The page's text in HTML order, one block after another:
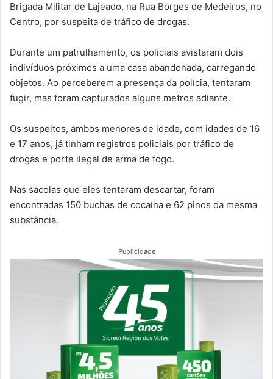
Brigada Militar de Lajeado, na Rua Borges de Medeiros, no
Centro, por suspeita de tráfico de drogas.
Durante um patrulhamento, os policiais avistaram dois
indivíduos próximos a uma casa abandonada, carregando
objetos. Ao perceberem a presença da polícia, tentaram
fugir, mas foram capturados alguns metros adiante.
Os suspeitos, ambos menores de idade, com idades de 16
e 17 anos, já tinham registros policiais por tráfico de
drogas e porte ilegal de arma de fogo.
Nas sacolas que eles tentaram descartar, foram
encontradas 150 buchas de cocaína e 62 pinos da mesma
substância.
Publicidade